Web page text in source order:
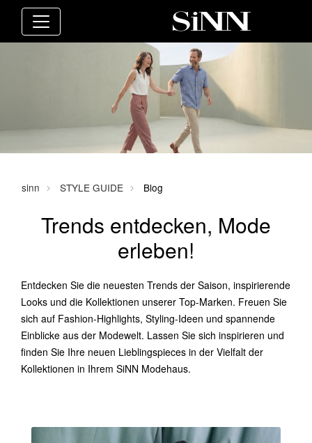
sinn STYLE GUIDE Blog
Trends entdecken, Mode
erleben!
Entdecken Sie die neuesten Trends der Saison, inspirierende
Looks und die Kollektionen unserer Top-Marken. Freuen Sie
sich auf Fashion-Highlights, Styling-Ideen und spannende
Einblicke aus der Modewelt. Lassen Sie sich inspirieren und
finden Sie Ihre neuen Lieblingspieces in der Vielfalt der
Kollektionen in Ihrem SiNN Modehaus.